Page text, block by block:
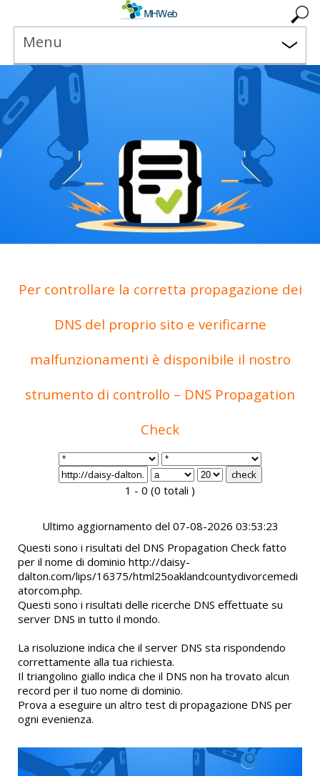
Menu
Per controllare la corretta propagazione dei
DNS del proprio sito e verificarne
malfunzionamenti è disponibile il nostro
strumento di controllo – DNS Propagation
Check
1 - 0 (0 totali )
Ultimo aggiornamento del 07-08-2026 03:53:23
Questi sono i risultati del DNS Propagation Check fatto
per il nome di dominio http://daisy-
dalton.com/lips/16375/html25oaklandcountydivorcemedi
atorcom.php.
Questi sono i risultati delle ricerche DNS effettuate su
server DNS in tutto il mondo.
La risoluzione indica che il server DNS sta rispondendo
correttamente alla tua richiesta.
Il triangolino giallo indica che il DNS non ha trovato alcun
record per il tuo nome di dominio.
Prova a eseguire un altro test di propagazione DNS per
ogni evenienza.